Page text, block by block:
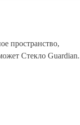
пространство,
Стекло Guardian.